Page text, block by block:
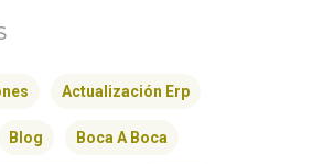
Actualización Erp
Blog Boca A Boca